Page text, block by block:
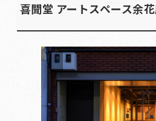
喜聞堂 アートスペース余